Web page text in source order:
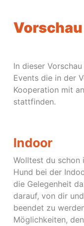
Vorschau
In dieser
Events die in der
Kooperation mit
stattfinden.
Indoor
Wolltest du schon
Hund bei der
die Gelegenheit
darauf, von dir
beendet zu
Möglichkeiten,